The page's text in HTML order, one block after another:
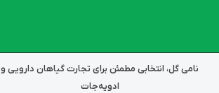
نامی گل، انتخابی مطمئن برای تجارت گیاهان دارویی و
ادویه‌جات